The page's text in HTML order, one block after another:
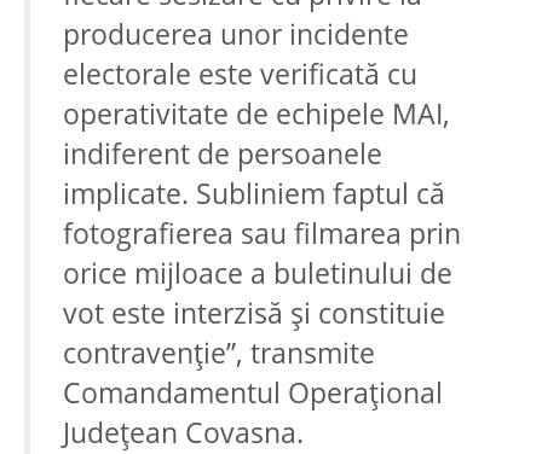
producerea unor incidente
electorale este verificată cu
operativitate de echipele MAI,
indiferent de persoanele
implicate. Subliniem faptul că
fotografierea sau filmarea prin
orice mijloace a buletinului de
vot este interzisă și constituie
contravenție”, transmite
Comandamentul Operațional
Județean Covasna.